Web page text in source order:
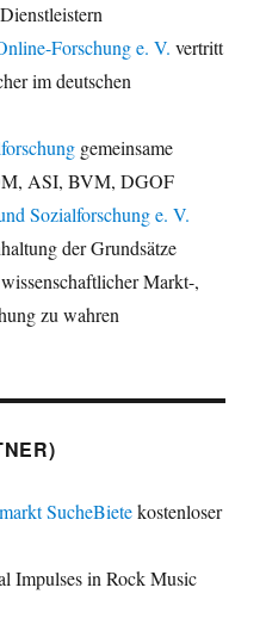
Forschung e. V. vertritt
im deutschen
gemeinsame
ASI, BVM, DGOF
Sozialforschung e. V.
der Grundsätze
Markt-,
zu wahren
SucheBietekostenloser
Impulses in Rock Music